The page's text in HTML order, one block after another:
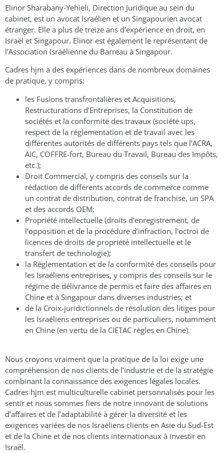
Elinor Sharabany-Yehieli, Direction Juridique au sein du
cabinet, est un avocat Israélien et un Singapourien avocat
étranger. Elle a plus de treize ans d’expérience en droit, en
Israël et Singapour. Elinor est également le représentant de
l’Association Israélienne du Barreau à Singapour.
Cadres hjm a des expériences dans de nombreux domaines
de pratique, y compris:
les Fusions transfrontalières et Acquisitions,
Restructurations d’Entreprises, la Constitution de
sociétés et la conformité des travaux (société ups,
respect de la réglementation et de travail avec les
différentes autorités de différents pays tels que l’ACRA,
AIC, COFFRE-fort, Bureau du Travail, Bureau des Impôts,
etc.);
Droit Commercial, y compris des conseils sur la
rédaction de différents accords de commerce comme
un contrat de distribution, contrat de franchise, un SPA
et des accords OEM;
Propriété intellectuelle (droits d’enregistrement, de
l’opposition et de la procédure d’infraction, l’octroi de
licences de droits de propriété intellectuelle et le
transfert de technologie);
la Réglementation et de la conformité des conseils pour
les Israéliens entreprises, y compris des conseils sur le
régime de délivrance de permis et faire des affaires en
Chine et à Singapour dans diverses industries; et
de la Croix-juridictionnels de résolution des litiges pour
les Israéliens entreprises ou de particuliers, notamment
en Chine (en vertu de la CIETAC règles en Chine).
Nous croyons vraiment que la pratique de la loi exige une
compréhension de nos clients de l’industrie et de la stratégie
combinant la connaissance des exigences légales locales.
Cadres hjm est multiculturelle cabinet personnalisés pour les
sentir et nous sommes fiers de notre innovant de solutions
d’affaires et de l’adaptabilité à gérer la diversité et les
exigences variées de nos Israéliens clients en Asie du Sud-Est
et de la Chine et de nos clients internationaux à investir en
Israël.